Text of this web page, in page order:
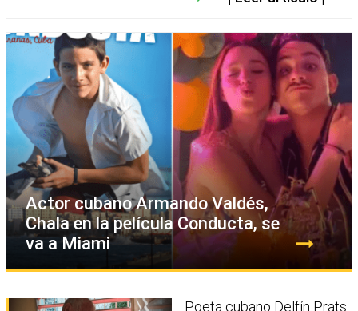
Actor cubano Armando Valdés,
Chala en la película Conducta, se
va a Miami
Poeta cubano Delfín Prats